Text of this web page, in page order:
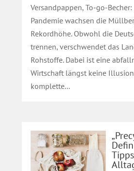
Versandpappen, To-go-
Pandemie wachsen die
Rekordhöhe. Obwohl die
trennen, verschwendet das
Rohstoffe. Dabei ist eine
Wirtschaft längst keine Illusion
komplette...